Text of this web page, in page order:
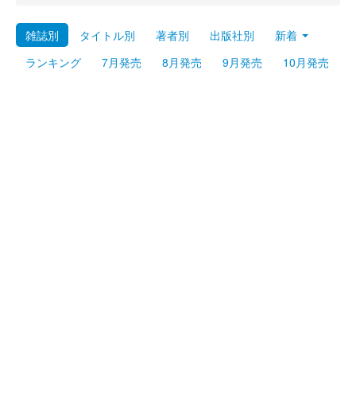
プレミアム
雑誌別 タイトル別 著者別 出版社別
新着
ランキング
7月発売 8月発売 9月発売 10月発売